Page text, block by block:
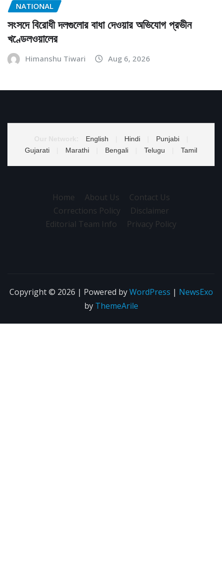
NATIONAL
সংসদে বিরোধী দলগুলোর বাধা দেওয়ার অভিযোগ প্রভীন
খণ্ডেলওয়ালের
Himanshu Tiwari Aug 6, 2026
English Hindi Punjabi
Gujarati
Marathi Bengali Telugu Tamil
Home About Us
Contact Us
Corrections Policy
Disclaimer
Editorial Team Info
Privacy Policy
Copyright © 2026 | Powered byWordPress | NewsExo
by ThemeArile